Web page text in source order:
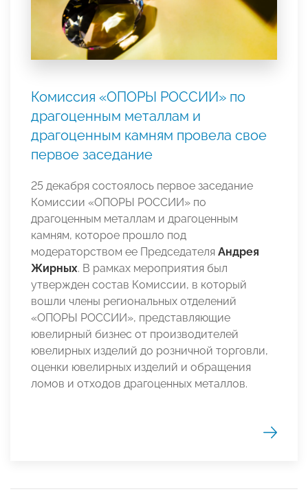
Комиссия «ОПОРЫ РОССИИ» по
драгоценным металлам и
драгоценным камням провела свое
первое заседание
25 декабря состоялось первое заседание
Комиссии «ОПОРЫ РОССИИ» по
драгоценным металлам и драгоценным
камням, которое прошло под
модераторством ее Председателя Андрея
Жирных. В рамках мероприятия был
утвержден состав Комиссии, в который
вошли члены региональных отделений
«ОПОРЫ РОССИИ», представляющие
ювелирный бизнес от производителей
ювелирных изделий до розничной торговли,
оценки ювелирных изделий и обращения
ломов и отходов драгоценных металлов.